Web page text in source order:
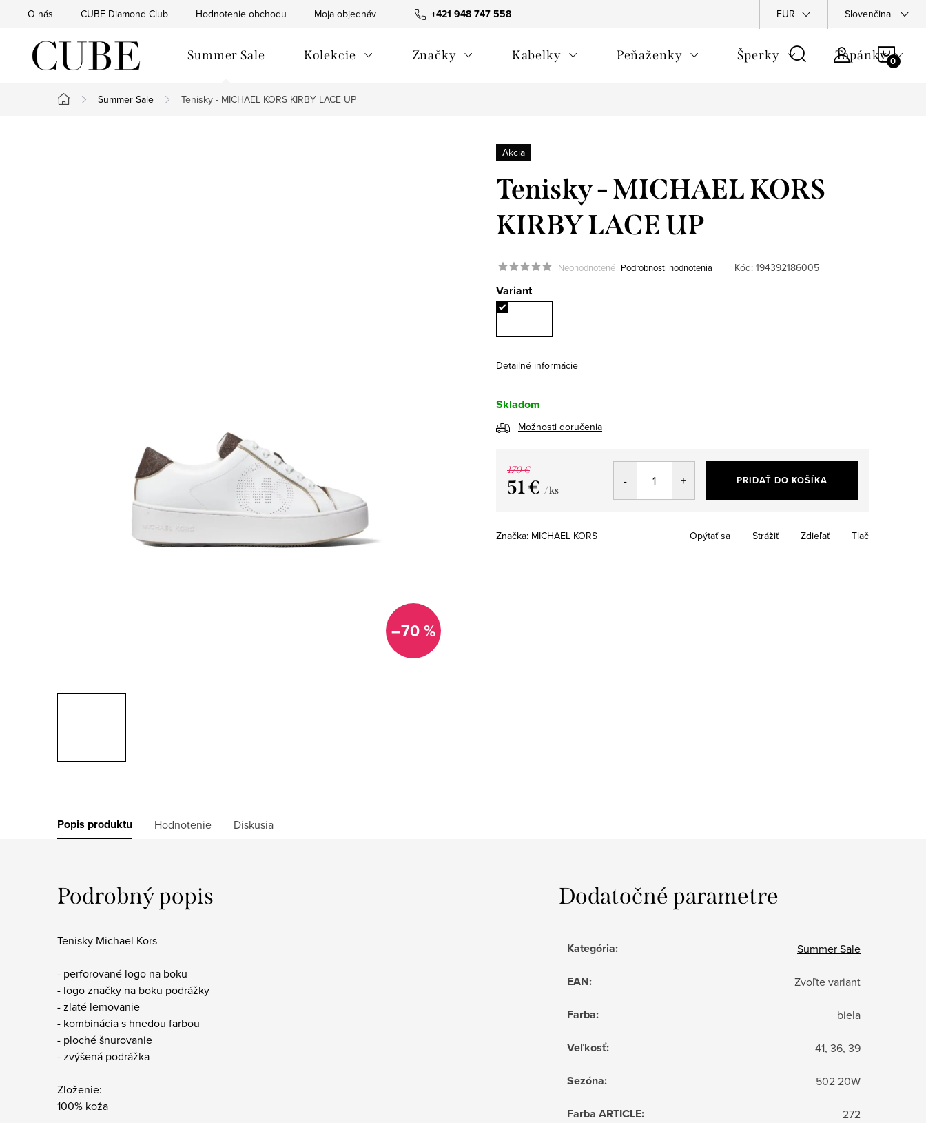
+421 948 747 558
O nás CUBE Diamond Club Hodnotenie obchodu Moja objednávka Všeobecné obchodné podmienky Podmienky ochrany osobných údajov
EUR Slovenčina
Summer Sale Kolekcie Značky Kabelky Peňaženky Šperky Topánky
Domov
Summer Sale Tenisky - MICHAEL KORS KIRBY LACE UP
–70 %
Akcia
Tenisky - MICHAEL KORS
KIRBY LACE UP
Neohodnotené Podrobnosti hodnotenia Kód: 194392186005
Variant
Detailné informácie
Skladom
Možnosti doručenia
170 €
51 € / ks
PRIDAŤ DO KOŠÍKA
Značka: MICHAEL KORS Tlač
Opýtať sa Strážiť Zdieľať
Popis produktu Hodnotenie Diskusia
Podrobný popis
Tenisky Michael Kors
- perforované logo na boku
- logo značky na boku podrážky
- zlaté lemovanie
- kombinácia s hnedou farbou
- ploché šnurovanie
- zvýšená podrážka
Zloženie:
100% koža
Dodatočné parametre
Kategória: Summer Sale
EAN: Zvoľte variant
Farba: biela
Veľkosť: 41, 36, 39
Sezóna: 502 20W
Farba ARTICLE: 272